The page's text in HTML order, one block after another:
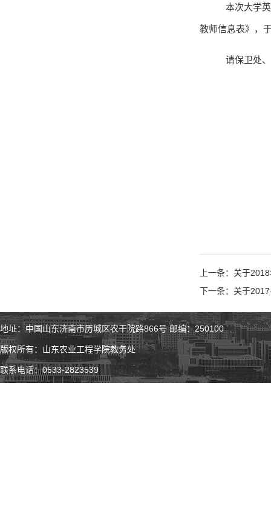
本次大学
教师信息表》，
请保卫处
上一条：关于
下一条：关于
地址：中国山东济南市历城区农干院路866号 邮编：250100
版权所有：山东农业工程学院教务处
联系电话：0533-2823539